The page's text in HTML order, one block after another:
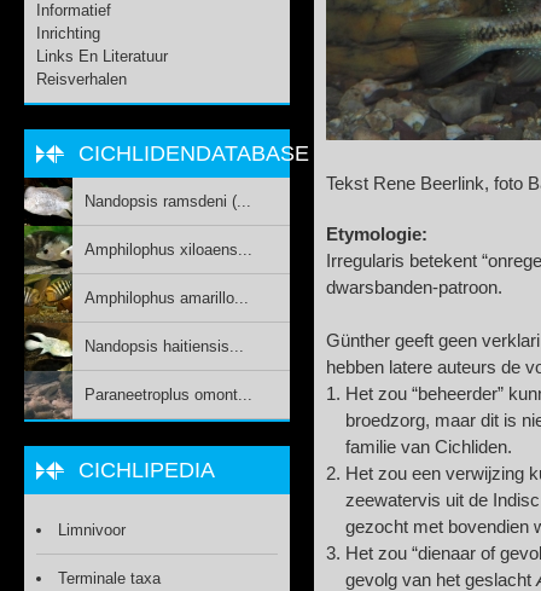
Tekst Rene Beerlink, foto
Etymologie:
Irregularis betekent
dwarsbanden-patroon.
Günther geeft geen
hebben latere auteurs de
Het zou “beheerder”
broedzorg, maar dit is
familie van Cichliden.
Het zou een verwijzing
zeewatervis uit de
gezocht met bovendien
Het zou “dienaar of
gevolg van het geslacht
Informatief
Inrichting
Links En Literatuur
Reisverhalen
CICHLIDENDATABASE
Nandopsis ramsdeni (...
Amphilophus xiloaens...
Amphilophus amarillo...
Nandopsis haitiensis...
Paraneetroplus omont...
CICHLIPEDIA
Limnivoor
Terminale taxa